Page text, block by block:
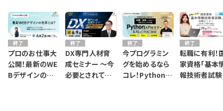
終了
プロのお仕事大
公開！最新のWE
Bデザインの世
終了
DX専門人材育
成セミナー 〜今
必要とされてい
終了
今プログラミン
グを始めるなら
コレ！Python入
終了
転職に有利！
家資格「基本
報技術者試験